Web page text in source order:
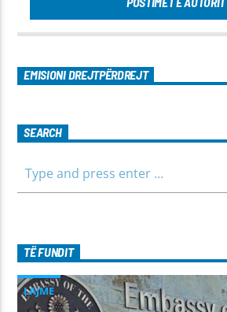
EMISIONI DREJTPËRDREJT
SEARCH
TË FUNDIT
LAJME